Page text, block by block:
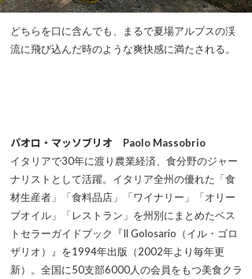
どちらを口に含んでも、まるで夏場アルプスの渓
流に飛び込んだ時のような爽快感に満たされる。
パオロ・マッソブリオ Paolo Massobrio
イタリアで30年に渡り農業経済、食分野のジャー
ナリストとして活躍。イタリア全州の優れた「食
材生産者」「食料品店」「ワイナリー」「オリー
ブオイル」「レストラン」を州別にまとめたベス
トセラーガイドブック『Il Golosario（イル・ゴロ
ザリオ）』を1994年出版（2002年より毎年更
新）。全国に50支部6000人の会員をもつ美食クラ